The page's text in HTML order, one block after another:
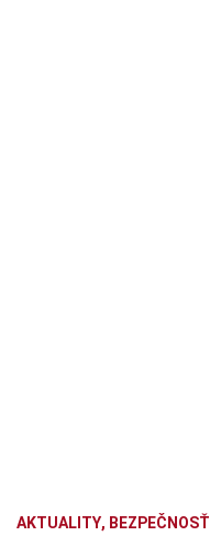
AKTUALITY, BEZPEČNOSŤ